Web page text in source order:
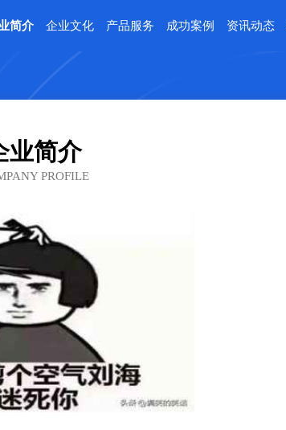
简介 企业文化 产品服务 成功案例 资讯动态
业简介
PROFILE